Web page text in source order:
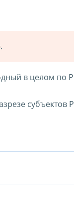
в целом по
субъектов